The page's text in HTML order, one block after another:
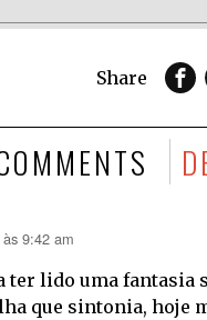
Share
9:42 am
ter lido uma fantasia
que sintonia, hoje